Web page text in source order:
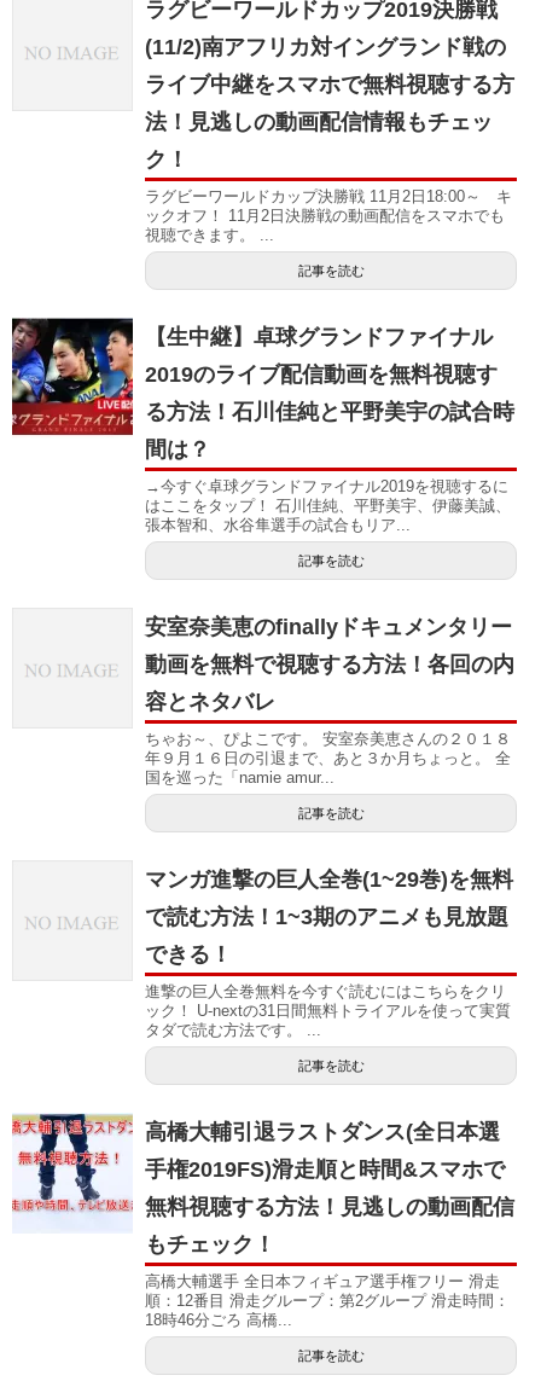
ラグビーワールドカップ2019決勝戦
(11/2)南アフリカ対イングランド戦の
ライブ中継をスマホで無料視聴する方
法！見逃しの動画配信情報もチェッ
ク！
ラグビーワールドカップ決勝戦 11月2日18:00～ キ
ックオフ！ 11月2日決勝戦の動画配信をスマホでも
視聴できます。 ...
記事を読む
【生中継】卓球グランドファイナル
2019のライブ配信動画を無料視聴す
る方法！石川佳純と平野美宇の試合時
間は？
→今すぐ卓球グランドファイナル2019を視聴するに
はここをタップ！ 石川佳純、平野美宇、伊藤美誠、
張本智和、水谷隼選手の試合もリア...
記事を読む
安室奈美恵のfinallyドキュメンタリー
動画を無料で視聴する方法！各回の内
容とネタバレ
ちゃお～、ぴよこです。 安室奈美恵さんの２０１８
年９月１６日の引退まで、あと３か月ちょっと。 全
国を巡った「namie amur...
記事を読む
マンガ進撃の巨人全巻(1~29巻)を無料
で読む方法！1~3期のアニメも見放題
できる！
進撃の巨人全巻無料を今すぐ読むにはこちらをクリ
ック！ U-nextの31日間無料トライアルを使って実質
タダで読む方法です。 ...
記事を読む
高橋大輔引退ラストダンス(全日本選
手権2019FS)滑走順と時間&スマホで
無料視聴する方法！見逃しの動画配信
もチェック！
高橋大輔選手 全日本フィギュア選手権フリー 滑走
順：12番目 滑走グループ：第2グループ 滑走時間：
18時46分ごろ 高橋...
記事を読む